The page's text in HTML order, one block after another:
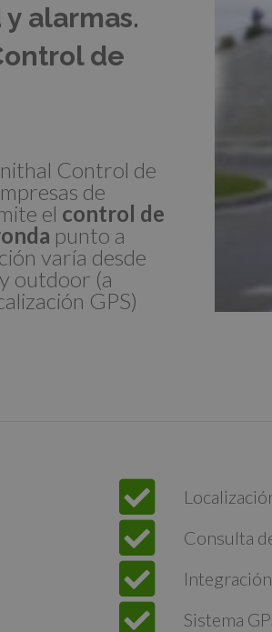
alarmas.
de
Control de
de
el control de
punto a
varía desde
outdoor (a
GPS)
Consulta
Sistema